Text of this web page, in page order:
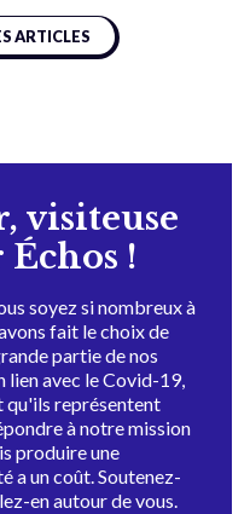
ARTICLES
visiteuse
!
soyez si nombreux à
fait le choix de
partie de nos
lien avec le Covid-19,
qu'ils représentent
à notre mission
produire une
a un coût. Soutenez-
en autour de vous.